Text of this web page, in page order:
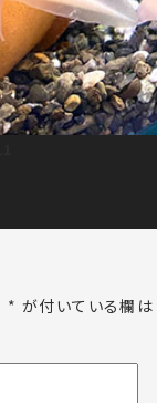
* が付いている欄は